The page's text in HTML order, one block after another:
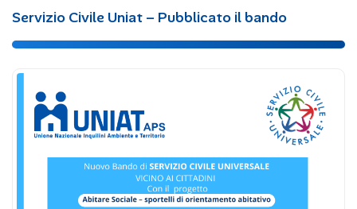
Servizio Civile Uniat – Pubblicato il bando